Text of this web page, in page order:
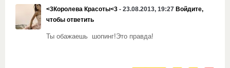
<3Королева Красоты<3 - 23.08.2013, 19:27 Войдите,
чтобы ответить
Ты обажаешь шопинг!Это правда!